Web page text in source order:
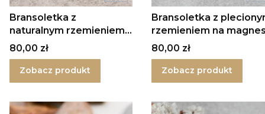
Bransoletka z
naturalnym rzemieniem
na magnes
Cena
80,00 zł
Zobacz produkt
Bransoletka z
rzemieniem na
Cena
80,00 zł
Zobacz produkt